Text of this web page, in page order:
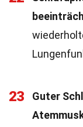
23
Guter